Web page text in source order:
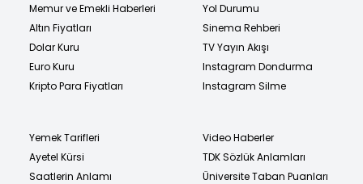
Memur ve Emekli Haberleri
Altın Fiyatları
Dolar Kuru
Euro Kuru
Kripto Para Fiyatları
Yol Durumu
Sinema Rehberi
TV Yayın Akışı
Instagram Dondurma
Instagram Silme
Yemek Tarifleri
Ayetel Kürsi
Saatlerin Anlamı
Video Haberler
TDK Sözlük Anlamları
Üniversite Taban Puanları